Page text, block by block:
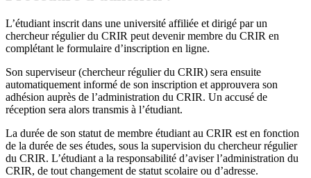
L’étudiant inscrit dans une université affiliée et dirigé par un
chercheur régulier du CRIR peut devenir membre du CRIR en
complétant le formulaire d’inscription en ligne.
Son superviseur (chercheur régulier du CRIR) sera ensuite
automatiquement informé de son inscription et approuvera son
adhésion auprès de l’administration du CRIR. Un accusé de
réception sera alors transmis à l’étudiant.
La durée de son statut de membre étudiant au CRIR est en fonction
de la durée de ses études, sous la supervision du chercheur régulier
du CRIR. L’étudiant a la responsabilité d’aviser l’administration du
CRIR, de tout changement de statut scolaire ou d’adresse.